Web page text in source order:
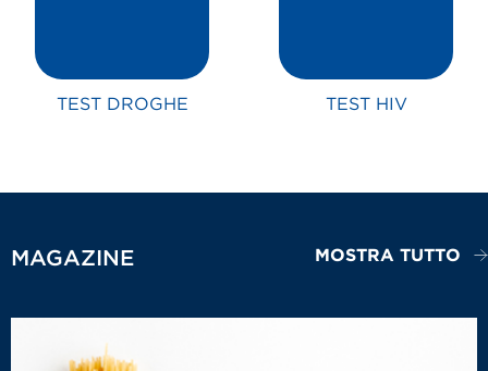
TEST DROGHE TEST HIV
MAGAZINE MOSTRA TUTTO